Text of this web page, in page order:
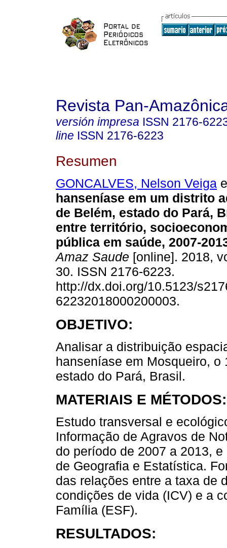
Revista Pan-
versión impresa ISSN 2176-
line ISSN 2176-6223
Resumen
GONCALVES, Nelson Veiga
hanseníase em um distrito
de Belém, estado do Pará,
entre território,
pública em saúde, 2007-
Amaz Saude [online]. 2018,
30. ISSN 2176-6223.
http://dx.doi.org/10.5123/
62232018000200003.
OBJETIVO:
Analisar a distribuição
hanseníase em Mosqueiro, o
estado do Pará, Brasil.
MATERIAIS E MÉTODOS:
Estudo transversal e
Informação de Agravos de
do período de 2007 a 2013,
de Geografia e Estatística.
das relações entre a taxa de
condições de vida (ICV) e a
Família (ESF).
RESULTADOS: